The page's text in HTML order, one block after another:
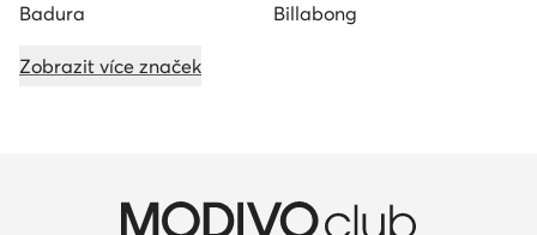
Badura Billabong
Zobrazit více značek